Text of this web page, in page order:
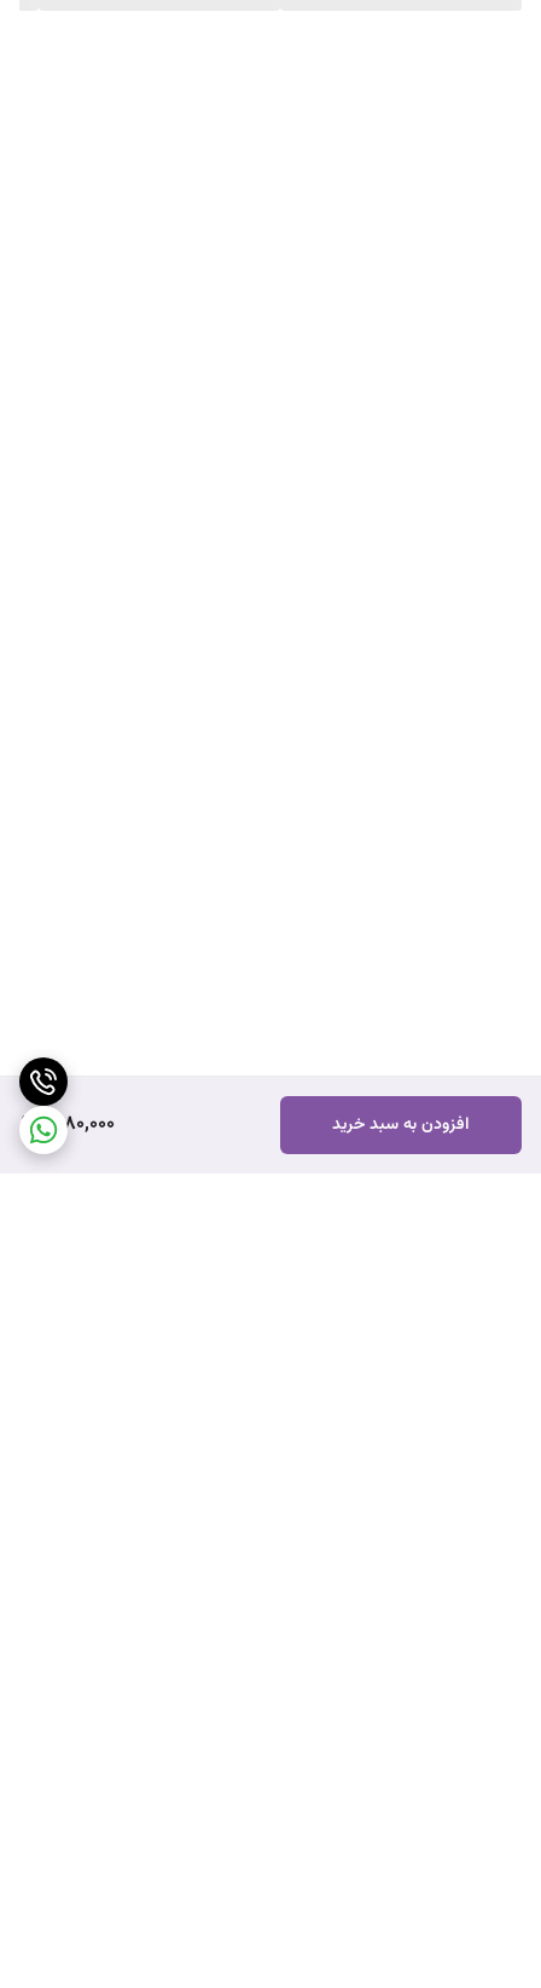
1,680,000 افزودن به سبد خرید